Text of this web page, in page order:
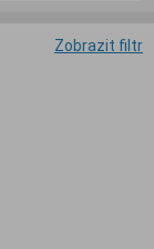
Zobrazit filtr